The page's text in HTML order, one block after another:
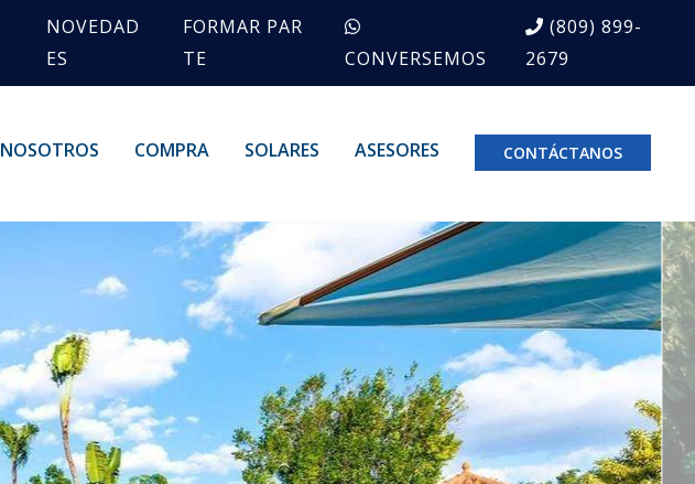
NOVEDAD
ES
FORMAR PAR
TE
CONVERSEMOS
(809) 899-
2679
NOSOTROS COMPRA SOLARES ASESORES CONTÁCTANOS